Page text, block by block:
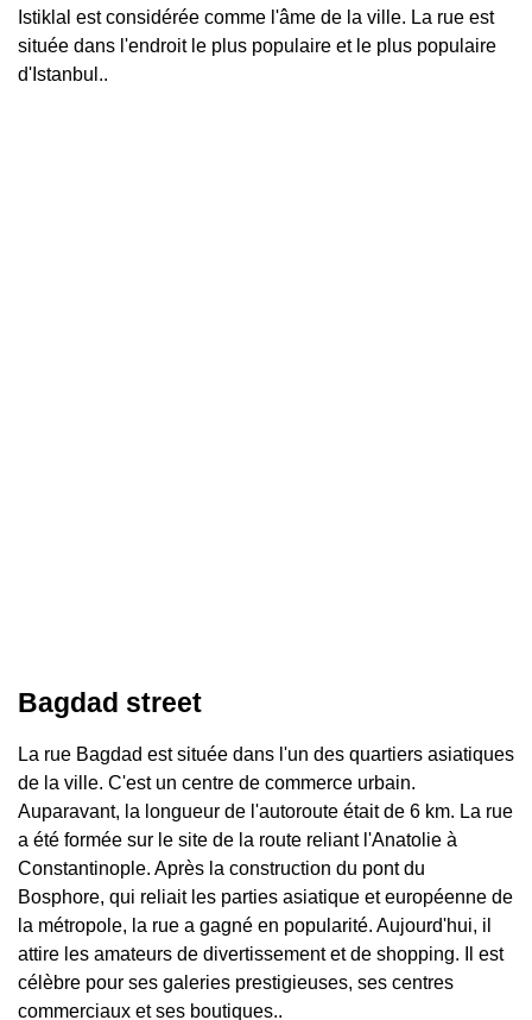
Istiklal est considérée comme l'âme de la ville. La rue est
située dans l'endroit le plus populaire et le plus populaire
d'Istanbul..
Bagdad street
La rue Bagdad est située dans l'un des quartiers asiatiques
de la ville. C'est un centre de commerce urbain.
Auparavant, la longueur de l'autoroute était de 6 km. La rue
a été formée sur le site de la route reliant l'Anatolie à
Constantinople. Après la construction du pont du
Bosphore, qui reliait les parties asiatique et européenne de
la métropole, la rue a gagné en popularité. Aujourd'hui, il
attire les amateurs de divertissement et de shopping. Il est
célèbre pour ses galeries prestigieuses, ses centres
commerciaux et ses boutiques..